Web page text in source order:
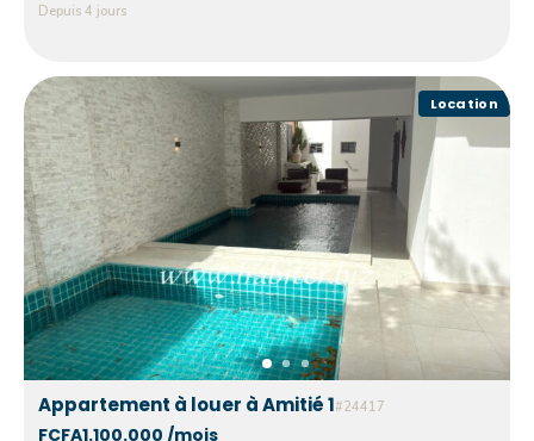
Depuis 4 jours
Location
Appartement à louer à Amitié 1#24417
FCFA1.100.000 /mois